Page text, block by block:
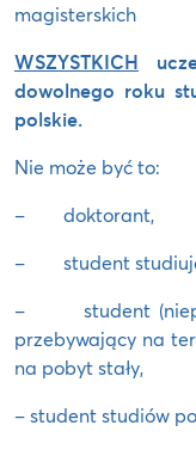
magisterskich
WSZYSTKICH
dowolnego roku
polskie.
Nie może być to:
– doktorant,
– student
– student
przebywający na
na pobyt stały,
– student studiów